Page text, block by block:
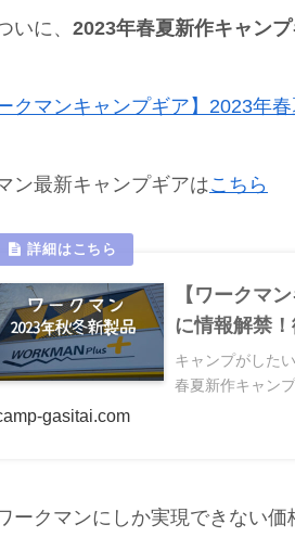
いに、 2023年春夏新作キャン
ークマンキャンプギア】2023年
ン最新キャンプギアはこちら
【ワークマ
に情報解禁
キャンプがした
春夏新作キャン
gasitai.com
ークマンにしか実現できない